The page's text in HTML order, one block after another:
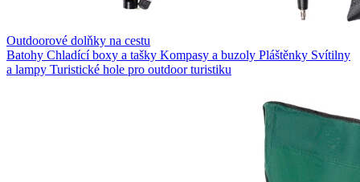
Outdoorové dolňky na cestu
Batohy Chladící boxy a tašky Kompasy a buzoly Pláštěnky Svítilny
a lampy Turistické hole pro outdoor turistiku